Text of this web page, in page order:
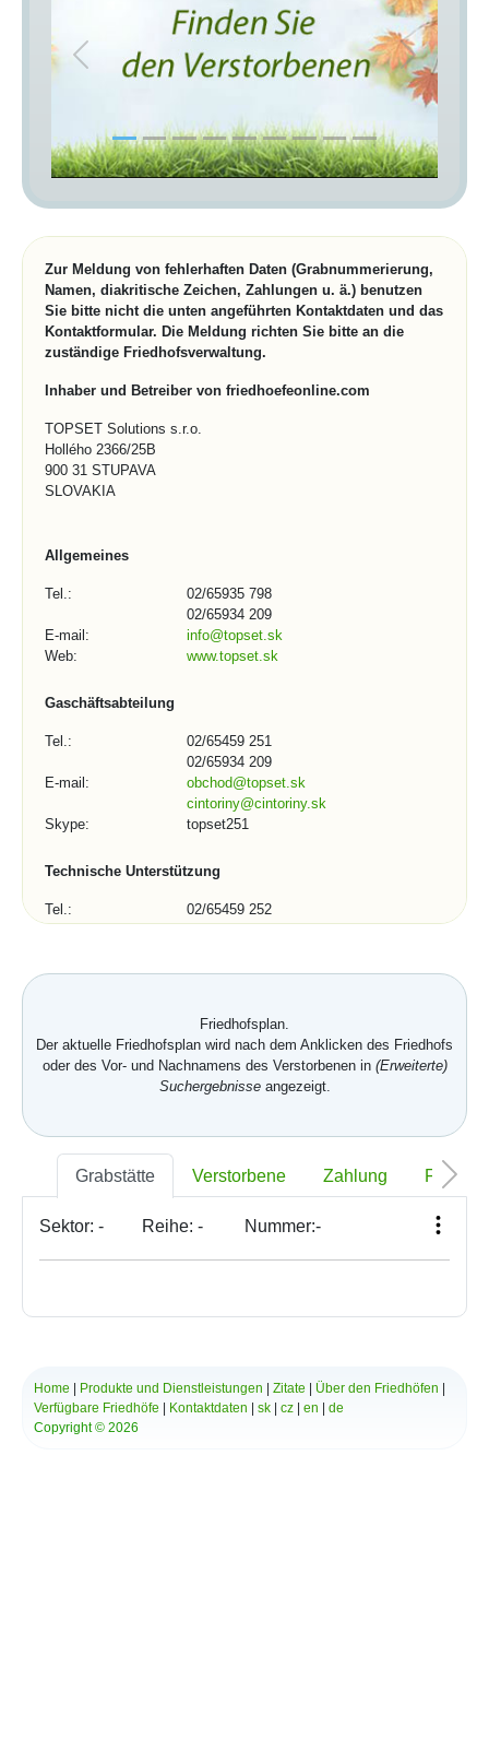
Previous Next
Zur Meldung von fehlerhaften Daten (Grabnummerierung,
Namen, diakritische Zeichen, Zahlungen u. ä.) benutzen
Sie bitte nicht die unten angeführten Kontaktdaten und das
Kontaktformular. Die Meldung richten Sie bitte an die
zuständige Friedhofsverwaltung.
Inhaber und Betreiber von friedhoefeonline.com
TOPSET Solutions s.r.o.
Hollého 2366/25B
900 31 STUPAVA
SLOVAKIA
Allgemeines
Tel.:
02/65935 798
02/65934 209
E-mail:
info@topset.sk
Web:
www.topset.sk
Gaschäftsabteilung
Tel.:
02/65459 251
02/65934 209
E-mail:
obchod@topset.sk
cintoriny@cintoriny.sk
Skype:
topset251
Technische Unterstützung
Tel.:
02/65459 252
Skype:
topset272, topset13
Stadt, Gemeinde, Organisation:
*E-mail:
Friedhofsplan.
Der aktuelle Friedhofsplan wird nach dem Anklicken des Friedhofs
oder des Vor- und Nachnamens des Verstorbenen in (Erweiterte)
Suchergebnisseangezeigt.
Grabstätte Verstorbene Zahlung Foto
Sektor: - Reihe: - Nummer:-
Home Produkte und Dienstleistungen Zitate Über den Friedhöfen
Verfügbare Friedhöfe
Kontaktdaten sk cz en
de
Copyright © 2026